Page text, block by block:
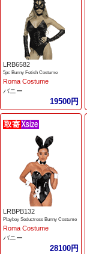
LRB6582
5pc Bunny Fetish Costume
Roma Costume
バニー
19500円
LRBPB132
Playboy Seductress Bunny Costume
Roma Costume
バニー
28100円